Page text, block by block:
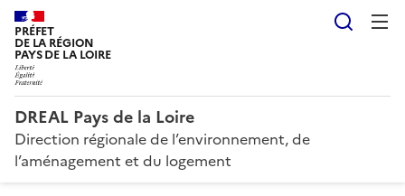
PRÉFET
DE LA RÉGION
PAYS DE LA LOIRE
DREAL Pays de la Loire
Direction régionale de l’environnement, de
l’aménagement et du logement